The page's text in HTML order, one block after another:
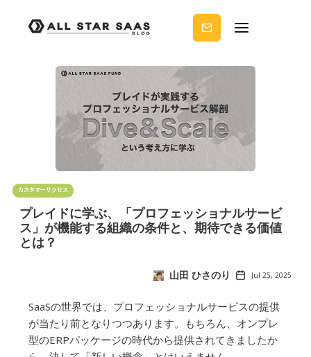
ノウ
ハウ
を受
りま
せん
か？
カスタマーサクセス
プレイドに学ぶ、「プロフェッショナルサービ
ス」が機能する組織の条件と、期待できる価値
とは？
山田 ひさのり Jul 25, 2025
SaaSの世界では、プロフェッショナルサービスの提供
が当たり前となりつつあります。もちろん、オンプレ
型のERPパッケージの時代から提供されてきましたか